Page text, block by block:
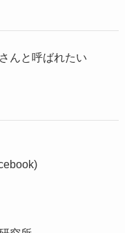
んと呼ばれたい